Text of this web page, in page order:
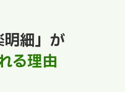
明細」が
る理由